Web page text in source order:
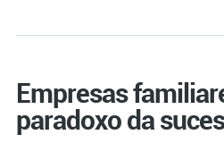
Empresas
paradoxo da